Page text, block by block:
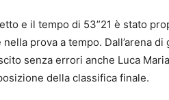
e il tempo di 53”21 è stato
prova a tempo. Dall’arena
senza errori anche Luca
della classifica finale.